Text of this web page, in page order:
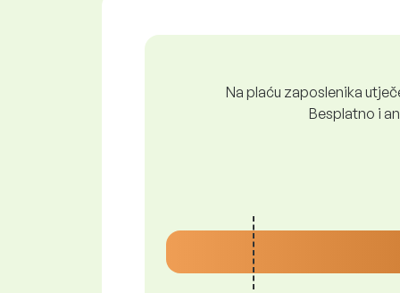
Na plaću zaposlenika
Besplatno i